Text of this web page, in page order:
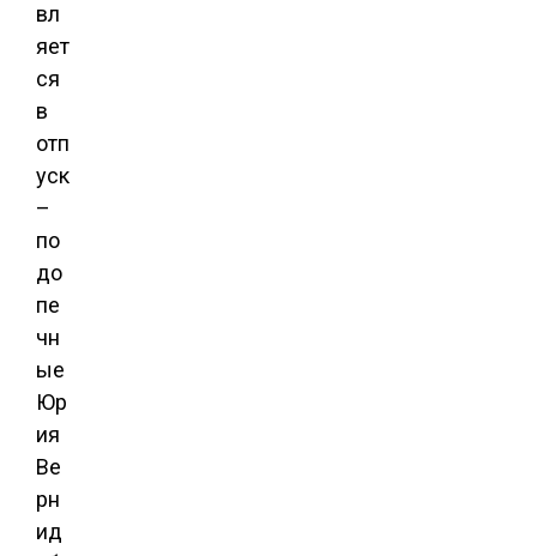
вл
яет
ся
в
отп
уск
–
по
до
пе
чн
ые
Юр
ия
Ве
рн
ид